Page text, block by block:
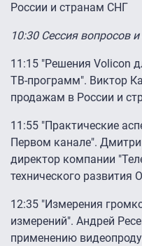
России и странам СНГ
10:30 Сессия вопросов
11:15 "Решения Volicon
ТВ-программ". Виктор
продажам в России и
11:55 "Практические
Первом канале".
директор компании
технического
12:35 "Измерения
измерений". Андрей
применению